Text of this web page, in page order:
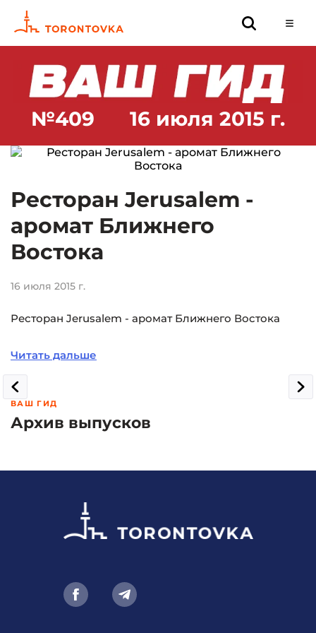
№409 16 июля 2015 г.
Ресторан Jerusalem -
аромат Ближнего
Востока
16 июля 2015 г.
Ресторан Jerusalem - аромат Ближнего Востока
Читать дальше
ВАШ ГИД
Архив выпусков